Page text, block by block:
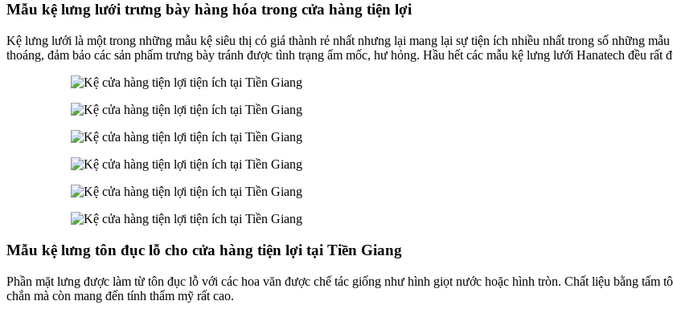
Mẫu kệ lưng lưới trưng bày hàng hóa trong cửa hàng tiện lợi
Kệ lưng lưới là một trong những mẫu kệ siêu thị có giá thành rẻ nhất nhưng lại mang lại sự tiện ích nhiều nhất trong số những
thoáng, đảm bảo các sản phẩm trưng bày tránh được tình trạng ẩm mốc, hư hỏng. Hầu hết các mẫu kệ lưng lưới Hanatech đều
Mẫu kệ lưng tôn đục lỗ cho cửa hàng tiện lợi tại Tiền Giang
Phần mặt lưng được làm từ tôn đục lỗ với các hoa văn được chế tác giống như hình giọt nước hoặc hình tròn. Chất liệu bằng tấm
chắn mà còn mang đến tính thẩm mỹ rất cao.